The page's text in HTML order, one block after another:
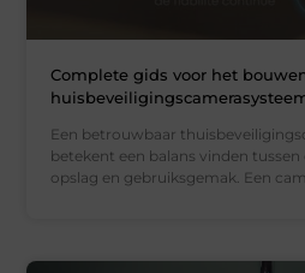
Complete gids voor het
Een betrouwbaar
betekent een balans vinden
opslag en gebruiksgemak. Een